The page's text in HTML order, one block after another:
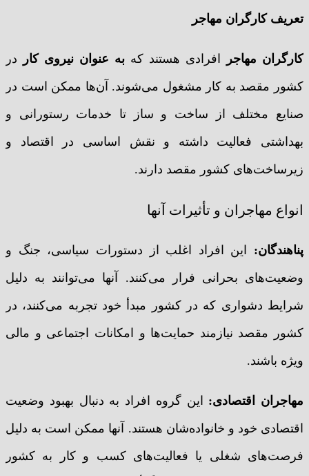
تعریف کارگران مهاجر
کارگران مهاجر افرادی هستند که به عنوان نیروی کار
در
کشور مقصد به کار مشغول می‌شوند. آن‌ها ممکن است در
صنایع مختلف از ساخت و ساز تا خدمات رستورانی و
بهداشتی فعالیت داشته و نقش اساسی در اقتصاد و
زیرساخت‌های کشور مقصد دارند.
انواع مهاجران و تأثیرات آنها
پناهندگان: این افراد اغلب از دستورات سیاسی، جنگ و
وضعیت‌های بحرانی فرار می‌کنند. آنها می‌توانند به دلیل
شرایط دشواری که در کشور مبدأ خود تجربه می‌کنند، در
کشور مقصد نیازمند حمایت‌ها و امکانات اجتماعی و مالی
ویژه باشند.
مهاجران اقتصادی: این گروه افراد به دنبال بهبود وضعیت
اقتصادی خود و خانواده‌شان هستند. آنها ممکن است به دلیل
فرصت‌های شغلی یا فعالیت‌های کسب و کار به کشور